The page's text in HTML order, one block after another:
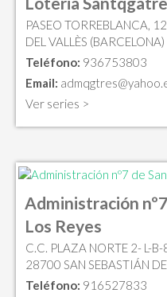
PASEO TORREBLANCA,
DEL VALLÈS (BARCELONA)
Teléfono: 936753803
Email:
Ver series >
Administración
Los Reyes
C.C. PLAZA NORTE 2- L-
28700 SAN SEBASTIÁN
Teléfono: 916527833